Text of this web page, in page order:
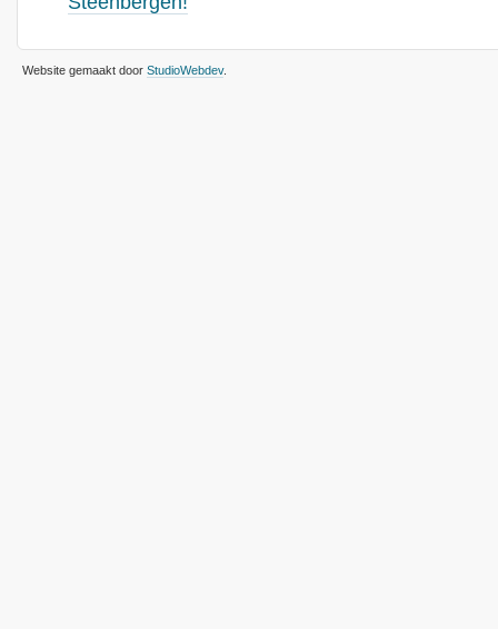
Website gemaakt door StudioWebdev.